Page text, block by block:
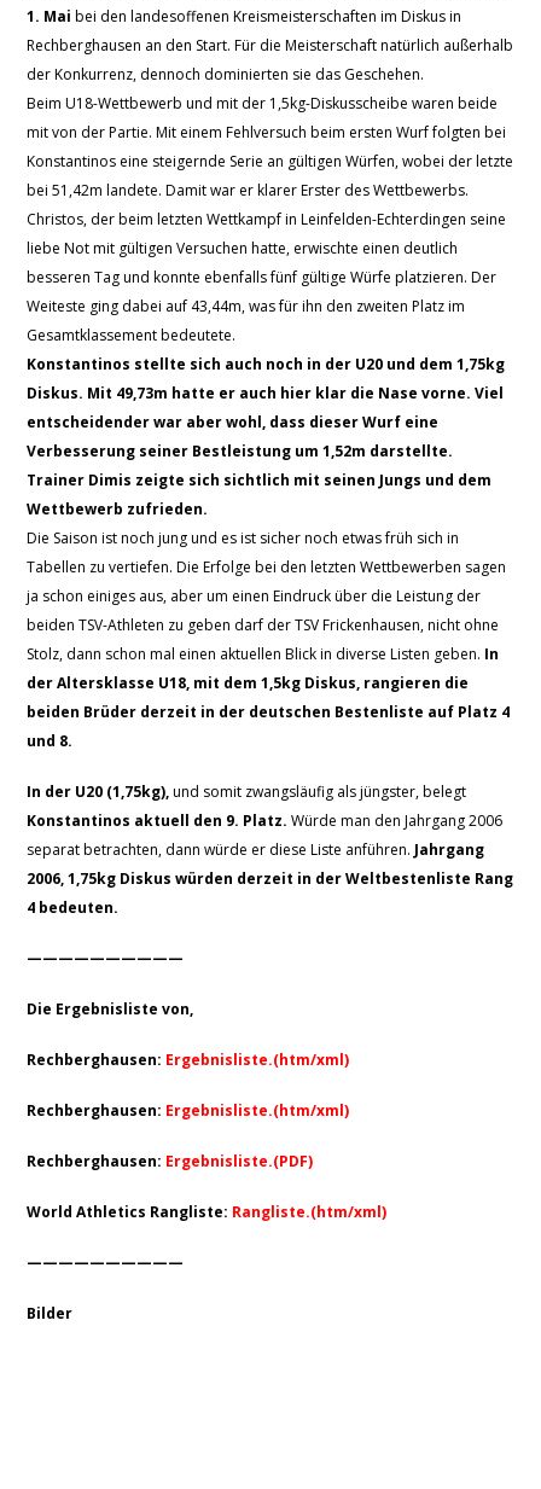
1. Mai bei den landesoffenen Kreismeisterschaften im Diskus in
Rechberghausen an den Start. Für die Meisterschaft natürlich außerhalb
der Konkurrenz, dennoch dominierten sie das Geschehen.
Beim U18-Wettbewerb und mit der 1,5kg-Diskusscheibe waren beide
mit von der Partie. Mit einem Fehlversuch beim ersten Wurf folgten bei
Konstantinos eine steigernde Serie an gültigen Würfen, wobei der letzte
bei 51,42m landete. Damit war er klarer Erster des Wettbewerbs.
Christos, der beim letzten Wettkampf in Leinfelden-Echterdingen seine
liebe Not mit gültigen Versuchen hatte, erwischte einen deutlich
besseren Tag und konnte ebenfalls fünf gültige Würfe platzieren. Der
Weiteste ging dabei auf 43,44m, was für ihn den zweiten Platz im
Gesamtklassement bedeutete.
Konstantinos stellte sich auch noch in der U20 und dem 1,75kg
Diskus. Mit 49,73m hatte er auch hier klar die Nase vorne. Viel
entscheidender war aber wohl, dass dieser Wurf eine
Verbesserung seiner Bestleistung um 1,52m darstellte.
Trainer Dimis zeigte sich sichtlich mit seinen Jungs und dem
Wettbewerb zufrieden.
Die Saison ist noch jung und es ist sicher noch etwas früh sich in
Tabellen zu vertiefen. Die Erfolge bei den letzten Wettbewerben sagen
ja schon einiges aus, aber um einen Eindruck über die Leistung der
beiden TSV-Athleten zu geben darf der TSV Frickenhausen, nicht ohne
Stolz, dann schon mal einen aktuellen Blick in diverse Listen geben. In
der Altersklasse U18, mit dem 1,5kg Diskus, rangieren die
beiden Brüder derzeit in der deutschen Bestenliste auf Platz 4
und 8.
In der U20 (1,75kg),und somit zwangsläufig als jüngster, belegt
Konstantinos aktuell den 9. Platz. Würde man den Jahrgang 2006
separat betrachten, dann würde er diese Liste anführen. Jahrgang
2006, 1,75kg Diskus würden derzeit in der Weltbestenliste Rang
4 bedeuten.
——————————
Die Ergebnisliste von,
Rechberghausen: Ergebnisliste.(htm/xml)
Rechberghausen: Ergebnisliste.(htm/xml)
Rechberghausen: Ergebnisliste.(PDF)
World Athletics Rangliste: Rangliste.(htm/xml)
——————————
Bilder